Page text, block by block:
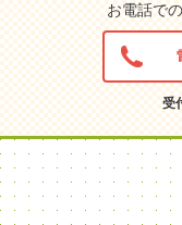
お電話で
受